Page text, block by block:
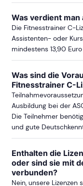
Was verdient
Die Fitnesstrainer C-
Assistenten- oder
mindestens 13,90
Was sind die
Fitnesstrainer C-
Ausbildung bei der
Die Teilnehmer
und gute
Enthalten die
oder sind sie mit
verbunden?
Nein, unsere Lizenzen